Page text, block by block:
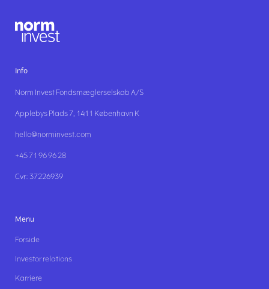
Info
Norm Invest Fondsmæglerselskab A/S
Applebys Plads 7, 1411 København K
hello@norminvest.com
+45 71 96 96 28
Cvr: 37226939
Menu
Forside
Investor relations
Karriere